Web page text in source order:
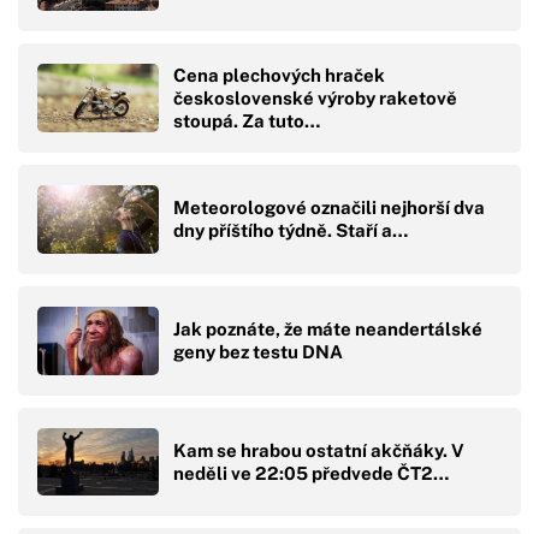
Cena plechových hraček
československé výroby raketově
stoupá. Za tuto…
Meteorologové označili nejhorší dva
dny příštího týdně. Staří a…
Jak poznáte, že máte neandertálské
geny bez testu DNA
Kam se hrabou ostatní akčňáky. V
neděli ve 22:05 předvede ČT2…